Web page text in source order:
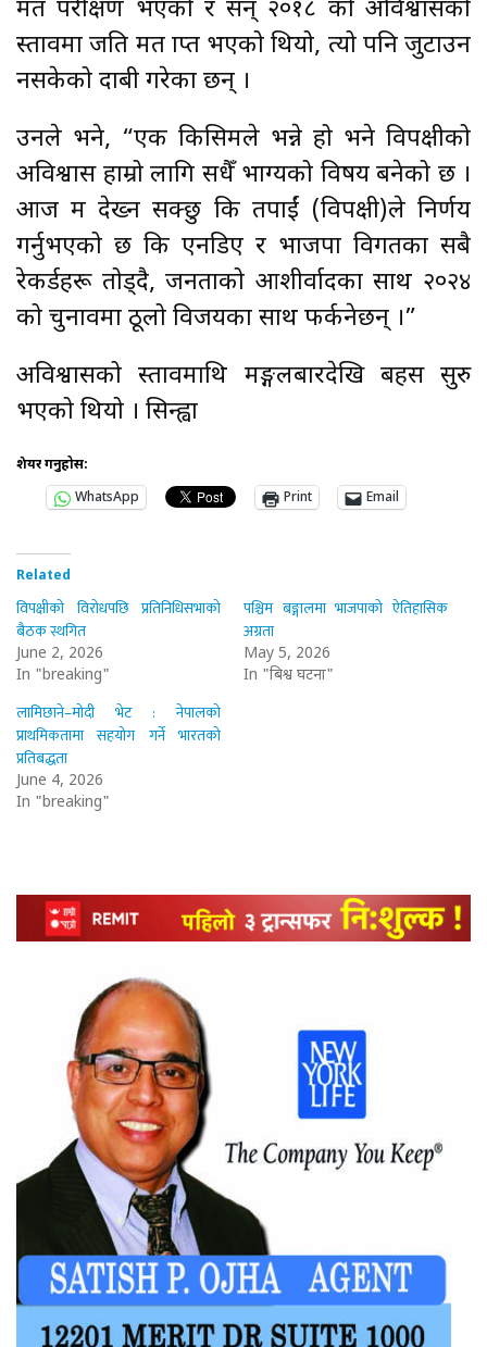
मत परीक्षण भएको र सन् २०१८ को अविश्वासको
प्रस्तावमा जति मत प्राप्त भएको थियो, त्यो पनि जुटाउन
नसकेको दाबी गरेका छन् ।
उनले भने, “एक किसिमले भन्ने हो भने विपक्षीको
अविश्वास हाम्रो लागि सधैँ भाग्यको विषय बनेको छ ।
आज म देख्न सक्छु कि तपाईं (विपक्षी)ले निर्णय
गर्नुभएको छ कि एनडिए र भाजपा विगतका सबै
रेकर्डहरू तोड्दै, जनताको आशीर्वादका साथ २०२४
को चुनावमा ठूलो विजयका साथ फर्कनेछन् ।”
अविश्वासको प्रस्तावमाथि मङ्गलबारदेखि बहस सुरु
भएको थियो । सिन्ह्वा
शेयर गर्नुहोस:
WhatsApp
Print Email
Related
विपक्षीको विरोधपछि प्रतिनिधिसभाको
बैठक स्थगित
June 2, 2026
In "breaking"
पश्चिम बङ्गालमा भाजपाको ऐतिहासिक
अग्रता
May 5, 2026
In "बिश्व घटना"
लामिछाने–मोदी भेट : नेपालको
प्राथमिकतामा सहयोग गर्ने भारतको
प्रतिबद्धता
June 4, 2026
In "breaking"